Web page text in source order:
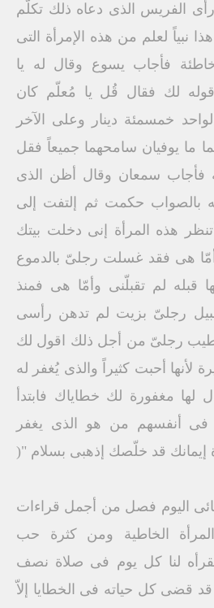
رأى الفريس الذى دعاه ذلك تكلّم
نبياً لعلم من هذه الإمرأة التى
فأجاب يسوع وقال له يا
لك فقال قُل يا مُعلّم كان
خمسمئة دينار وعلى الآخر
ما يوفيان سامحهما جميعاً فقل
له فأجاب سمعان وقال أظن الذى
بالصواب حكمت ثم إلتفت إلى
هذه المرأة إنى دخلت بيتك
هى فقد غسلت رجلىّ بالدموع
قبله لم تقبلّنى وأمّا هى فمنذ
رجلىّ بزيت لم تدهن رأسى
رجلىّ من أجل ذلك اقول لك
لأنها أحبت كثيراً والذى يُغفر له
لها مغفورة لك خطاياك فابتدأ
فى أنفسهم من هو الذى يغفر
إيمانك قد خلّصك إذهبى بسلام "(
اليوم فصل من أجمل قراءات
الخاطية ومن كثرة حب
تقرأه لنا كل يوم فى صلاة نصف
قد قضى كل حياته فى الخطايا إلاّ